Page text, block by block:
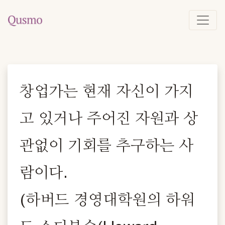
창업가는 현재 자신이 가지
고 있거나 주어진 자원과 상
관없이 기회를 추구하는 사
람이다.
(하버드 경영대학원의 하워